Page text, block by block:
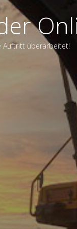
Auftritt überarbeitet!